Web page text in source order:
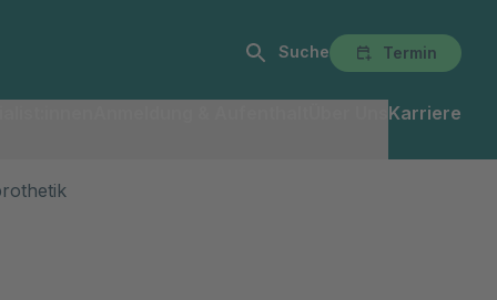
Suche Termin
Karriere